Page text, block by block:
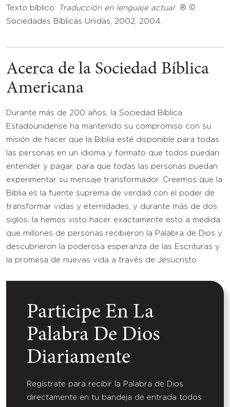
Texto bíblico: Traducción en lenguaje actual® ©
Sociedades Bíblicas Unidas, 2002, 2004.
Acerca de la Sociedad Bíblica
Americana
Durante más de 200 años, la Sociedad Bíblica
Estadounidense ha mantenido su compromiso con su
misión de hacer que la Biblia esté disponible para todas
las personas en un idioma y formato que todos puedan
entender y pagar, para que todas las personas puedan
experimentar su mensaje transformador. Creemos que la
Biblia es la fuente suprema de verdad con el poder de
transformar vidas y eternidades, y durante más de dos
siglos, la hemos visto hacer exactamente esto a medida
que millones de personas recibieron la Palabra de Dios y
descubrieron la poderosa esperanza de las Escrituras y
la promesa de nuevas vida a través de Jesucristo.
Participe En La
Palabra De Dios
Diariamente
Regístrate para recibir la Palabra de Dios
directamente en tu bandeja de entrada todos